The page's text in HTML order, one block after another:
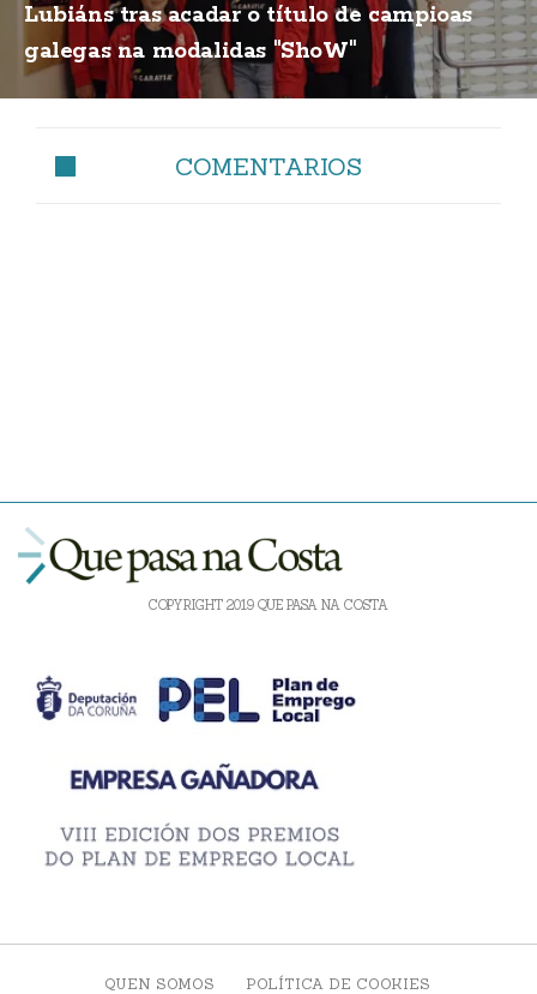
Lubiáns tras acadar o título de campioas
galegas na modalidas "ShoW"
COMENTARIOS
COPYRIGHT 2019 QUE PASA NA COSTA
QUEN SOMOS POLÍTICA DE COOKIES